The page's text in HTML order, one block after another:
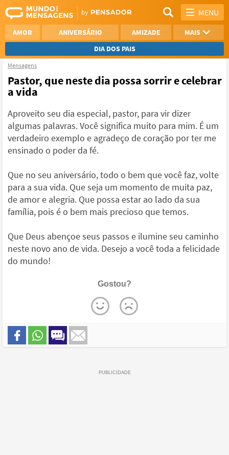
MENU
AMOR ANIVERSÁRIO AMIZADE
MAIS
DIA DOS PAIS
AGRADECIMENTO
NAMORO
VER TODAS
Mensagens
Pastor, que neste dia possa sorrir e celebrar
a vida
Aproveito seu dia especial, pastor, para vir dizer
algumas palavras. Você significa muito para mim. É um
verdadeiro exemplo e agradeço de coração por ter me
ensinado o poder da fé.
Que no seu aniversário, todo o bem que você faz, volte
para a sua vida. Que seja um momento de muita paz,
de amor e alegria. Que possa estar ao lado da sua
família, pois é o bem mais precioso que temos.
Que Deus abençoe seus passos e ilumine seu caminho
neste novo ano de vida. Desejo a você toda a felicidade
do mundo!
Gostou?